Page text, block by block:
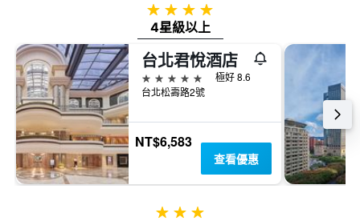
4星級
4星級以上
台北君悅酒店
5星級
極好 8.6
台北松壽路2號
NT$6,583
查看優惠
3星級